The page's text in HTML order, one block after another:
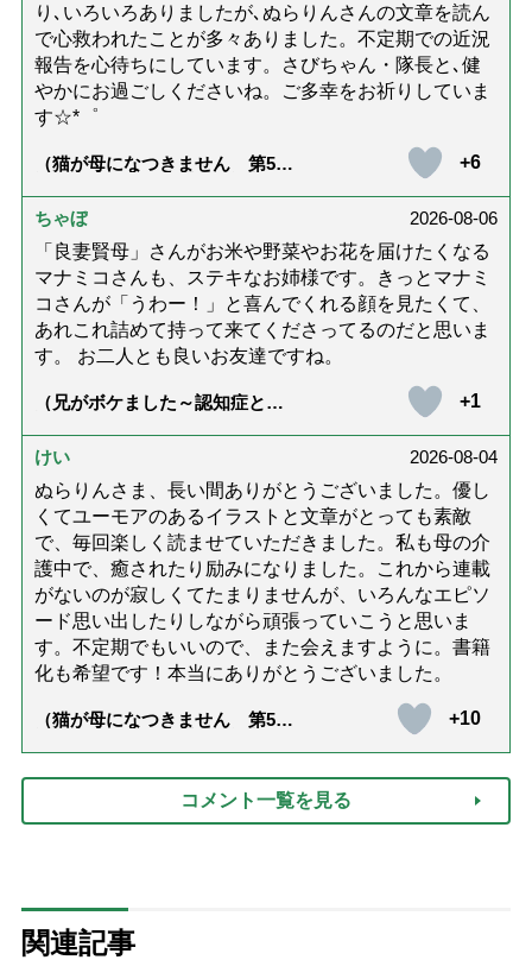
り､いろいろありましたが､ぬらりんさんの文章を読ん
で心救われたことが多々ありました。不定期での近況
報告を心待ちにしています。さびちゃん・隊長と､健
やかにお過ごしくださいね。ご多幸をお祈りしていま
す☆*゜
（猫が母になつきません 第500
+6
ちゃぼ
2026-08-06
「良妻賢母」さんがお米や野菜やお花を届けたくなる
マナミコさんも、ステキなお姉様です。きっとマナミ
コさんが「うわー！」と喜んでくれる顔を見たくて、
あれこれ詰めて持って来てくださってるのだと思いま
す。 お二人とも良いお友達ですね。
（兄がボケました～認知症と介
達』が届きました」）
+1
けい
2026-08-04
ぬらりんさま、長い間ありがとうございました。優し
くてユーモアのあるイラストと文章がとっても素敵
で、毎回楽しく読ませていただきました。私も母の介
護中で、癒されたり励みになりました。これから連載
がないのが寂しくてたまりませんが、いろんなエピソ
ード思い出したりしながら頑張っていこうと思いま
す。不定期でもいいので、また会えますように。書籍
化も希望です！本当にありがとうございました。
（猫が母になつきません 第500
+10
コメント一覧を見る
関連記事